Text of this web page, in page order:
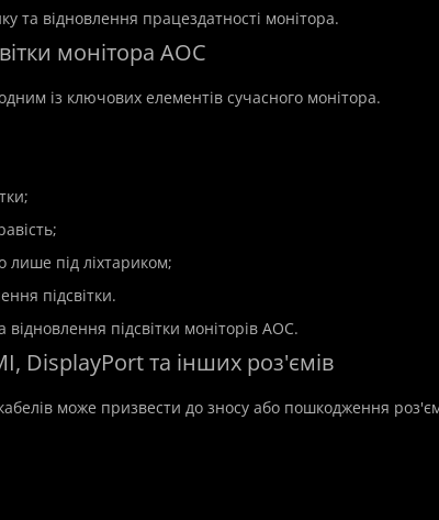
та відновлення працездатності монітора.
монітора AOC
із ключових елементів сучасного монітора.
під ліхтариком;
підсвітки.
підсвітки моніторів AOC.
DisplayPort та інших роз'ємів
може призвести до зносу або пошкодження